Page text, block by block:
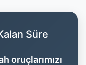
Süre
oruçlarımızı